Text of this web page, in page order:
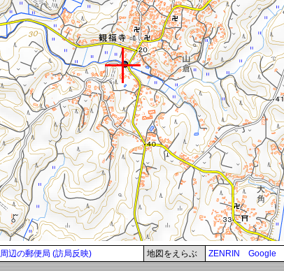
周辺の郵便局 (訪局反映) 地図をえらぶ ZENRIN Google